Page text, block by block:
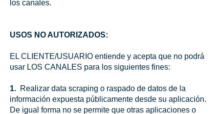
los canales.
USOS NO AUTORIZADOS:
EL CLIENTE/USUARIO entiende y acepta que no podrá
usar LOS CANALES para los siguientes fines:
1. Realizar data scraping o raspado de datos de la
información expuesta públicamente desde su aplicación.
De igual forma no se permite que otras aplicaciones o